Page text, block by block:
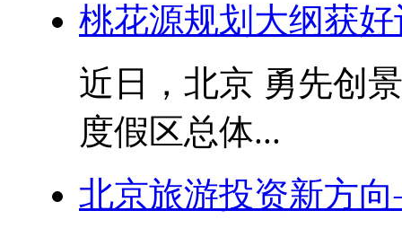
桃花源规划大纲获好
近日，北京 勇先创
度假区总体...
北京旅游投资新方